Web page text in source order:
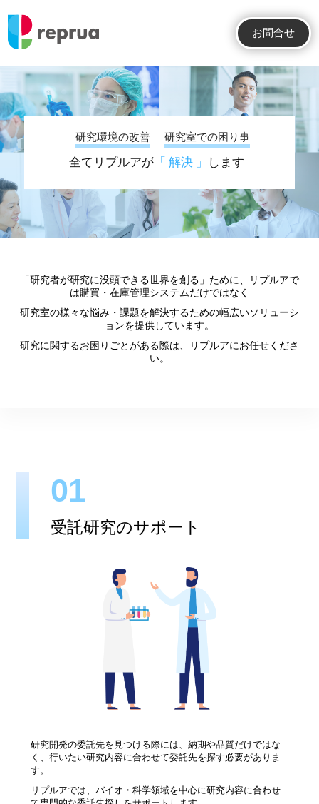
お問合せ
研究環境の改善
全てリプルアが
研究室での困り事
「 解決 」 します
「研究者が研究に没頭できる世界を創る」ために、リプルアで
は購買・在庫管理システムだけではなく
研究室の様々な悩み・課題を解決するための幅広いソリューシ
ョンを提供しています。
研究に関するお困りごとがある際は、リプルアにお任せくださ
い。
01
受託研究のサポート
研究開発の委託先を見つける際には、納期や品質だけではな
く、行いたい研究内容に合わせて委託先を探す必要がありま
す。
リプルアでは、バイオ・科学領域を中心に研究内容に合わせ